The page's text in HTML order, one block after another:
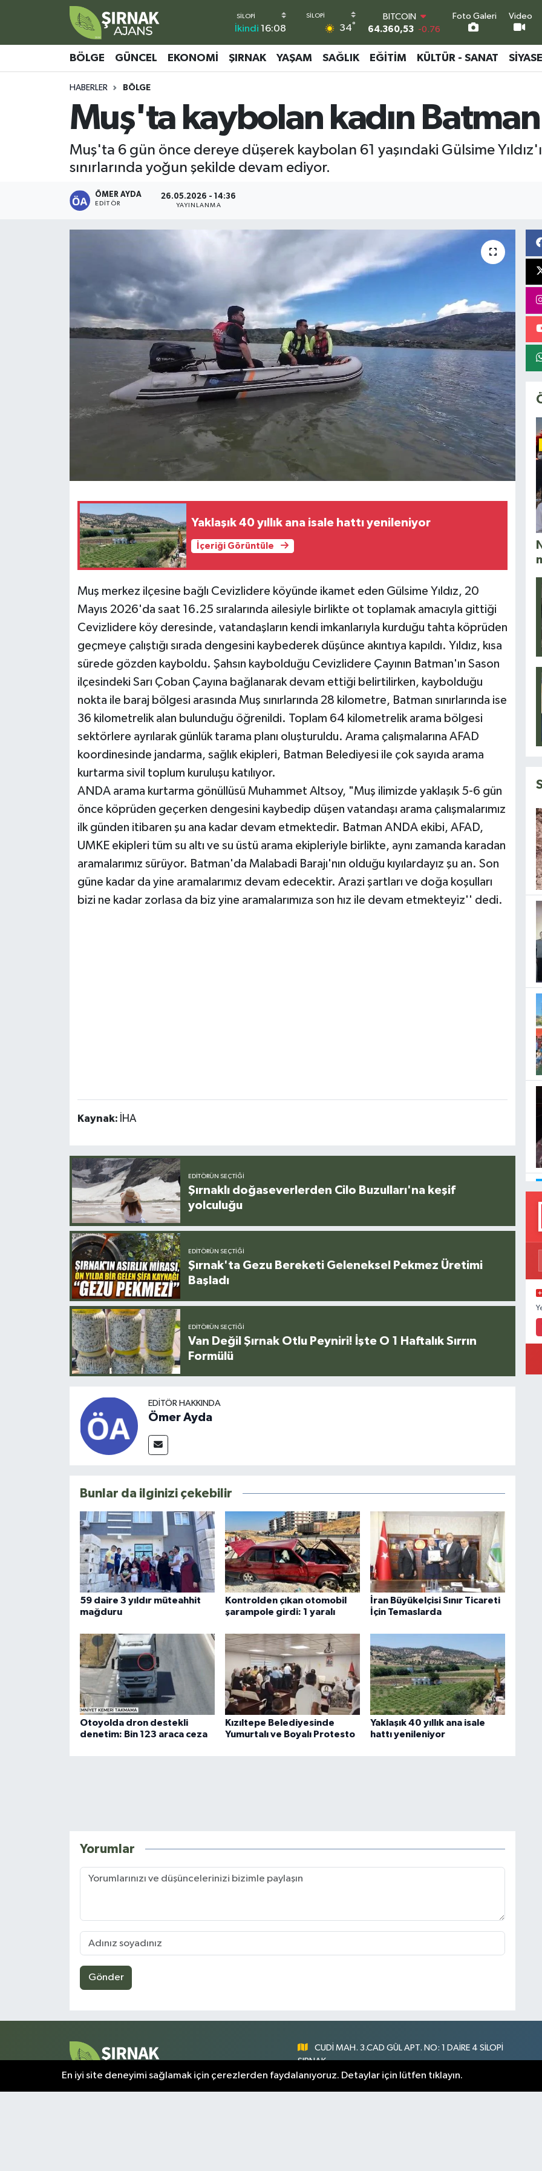
İkindi 16:08 34°
64.360,53
-0.76
DOLAR
EURO
GRAM ALTIN
6574.81
1.44
BİST100
64
Foto Galeri Video
BÖLGE GÜNCEL EKONOMI ŞIRNAK YAŞAM SAĞLIK EĞITIM KÜLTÜR - SANAT
HABERLER BÖLGE
Muş'ta kaybolan kadın
Muş'ta 6 gün önce dereye düşerek kaybolan 61 yaşındaki Gülsime
sınırlarında yoğun şekilde devam ediyor.
ÖMER AYDA
EDITÖR
26.05.2026 - 14:36
YAYINLANMA
Yaklaşık 40 yıllık ana isale hattı yenileniyor
İçeriği Görüntüle
Muş merkez ilçesine bağlı Cevizlidere köyünde ikamet eden Gülsime Yıldız, 20
Mayıs 2026'da saat 16.25 sıralarında ailesiyle birlikte ot toplamak amacıyla gittiği
Cevizlidere köy deresinde, vatandaşların kendi imkanlarıyla kurduğu tahta köprüden
geçmeye çalıştığı sırada dengesini kaybederek düşünce akıntıya kapıldı. Yıldız, kısa
sürede gözden kayboldu. Şahsın kaybolduğu Cevizlidere Çayının Batman'ın Sason
ilçesindeki Sarı Çoban Çayına bağlanarak devam ettiği belirtilirken, kaybolduğu
nokta ile baraj bölgesi arasında Muş sınırlarında 28 kilometre, Batman sınırlarında ise
36 kilometrelik alan bulunduğu öğrenildi. Toplam 64 kilometrelik arama bölgesi
sektörlere ayrılarak günlük tarama planı oluşturuldu. Arama çalışmalarına AFAD
koordinesinde jandarma, sağlık ekipleri, Batman Belediyesi ile çok sayıda arama
kurtarma sivil toplum kuruluşu katılıyor.
ANDA arama kurtarma gönüllüsü Muhammet Altsoy, "Muş ilimizde yaklaşık 5-6 gün
önce köprüden geçerken dengesini kaybedip düşen vatandaşı arama çalışmalarımız
ilk günden itibaren şu ana kadar devam etmektedir. Batman ANDA ekibi, AFAD,
UMKE ekipleri tüm su altı ve su üstü arama ekipleriyle birlikte, aynı zamanda karadan
aramalarımız sürüyor. Batman'da Malabadi Barajı'nın olduğu kıyılardayız şu an. Son
güne kadar da yine aramalarımız devam edecektir. Arazi şartları ve doğa koşulları
bizi ne kadar zorlasa da biz yine aramalarımıza son hız ile devam etmekteyiz'' dedi.
Kaynak: İHA
EDITÖRÜN SEÇTIĞI
Şırnaklı doğaseverlerden Cilo Buzulları'na keşif
yolculuğu
EDITÖRÜN SEÇTIĞI
Şırnak'ta Gezu Bereketi Geleneksel Pekmez Üretimi
Başladı
EDITÖRÜN SEÇTIĞI
Van Değil Şırnak Otlu Peyniri! İşte O 1 Haftalık Sırrın
Formülü
EDITÖR HAKKINDA
Ömer Ayda
Bunlar da ilginizi çekebilir
59 daire 3 yıldır müteahhit
mağduru
Kontrolden çıkan otomobil
şarampole girdi: 1 yaralı
İran Büyükelçisi Sınır Ticareti
İçin Temaslarda
Otoyolda dron destekli
denetim: Bin 123 araca ceza
Kızıltepe Belediyesinde
Yumurtalı ve Boyalı Protesto
Yaklaşık 40 yıllık ana isale
hattı yenileniyor
Yorumlar
Gönder
Şırnak ve çevresindeki tüm gelişmeler, bu sayfada anlık
CUDİ MAH. 3.CAD GÜL APT. NO: 1 DAİRE 4 SİLOPİ
ŞIRNAK
En iyi site deneyimi sağlamak için çerezlerden faydalanıyoruz. Detaylar için lütfen tıklayın.
Bölge
Ekonomi
Yazarlar
Şırnak Nöbetçi Eczaneler
Şirnak Namaz Vakitleri
Süper Lig Puan Durumu ve Fikstür
Tüm Manşetler
Son Dakika Haberleri